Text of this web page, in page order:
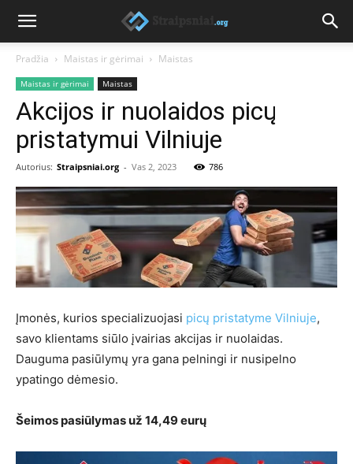
Pradžia Maistas ir gėrimai Maistas
Maistas ir gėrimai Maistas
Akcijos ir nuolaidos picų
pristatymui Vilniuje
Autorius: Straipsniai.org - Vas 2, 2023 786
Įmonės, kurios specializuojasi picų pristatyme Vilniuje,
savo klientams siūlo įvairias akcijas ir nuolaidas.
Dauguma pasiūlymų yra gana pelningi ir nusipelno
ypatingo dėmesio.
Šeimos pasiūlymas už 14,49 eurų